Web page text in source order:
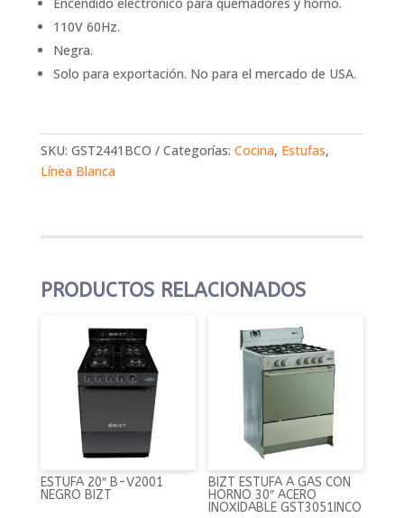
Encendido electrónico para quemadores y horno.
110V 60Hz.
Negra.
Solo para exportación. No para el mercado de USA.
SKU: GST2441BCO Categorías: Cocina, Estufas,
Línea Blanca
PRODUCTOS RELACIONADOS
ESTUFA 20″ B-V2001
NEGRO BIZT
BIZT ESTUFA A GAS CON
HORNO 30″ ACERO
INOXIDABLE GST3051INCO